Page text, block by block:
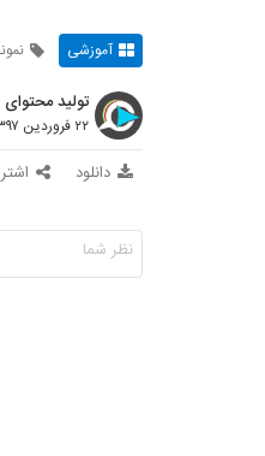
آموزشی
تولید محتوای
۲۲ فروردین ۱۳۹۷
دانلود